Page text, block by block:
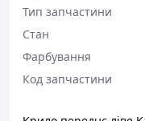
Тип запчастини
Стан
Фарбування
Код запчастини